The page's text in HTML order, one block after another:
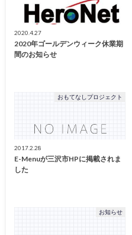
2020.4.27
2020年ゴールデンウィーク休業期
間のお知らせ
おもてなしプロジェクト
2017.2.28
E-Menuが三沢市HPに掲載されま
した
お知らせ